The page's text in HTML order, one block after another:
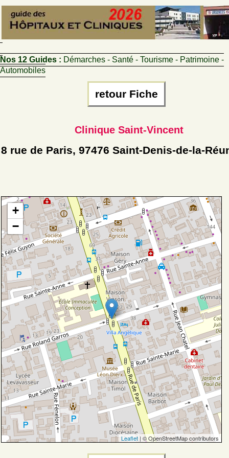
Nos 12 Guides : Démarches - Santé - Tourisme - Patrimoine -
Automobiles
retour Fiche
Clinique Saint-Vincent
8 rue de Paris, 97476 Saint-Denis-de-la-
+
−
Leaflet | © OpenStreetMap contributors